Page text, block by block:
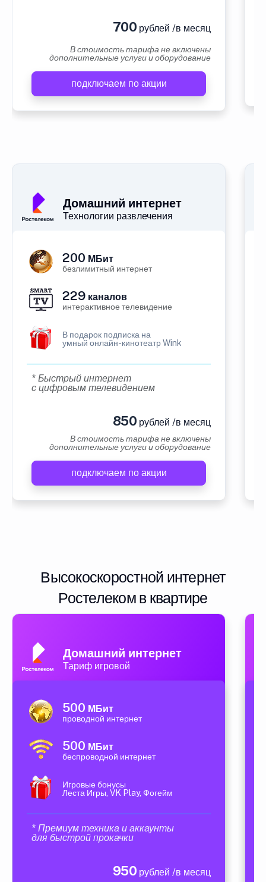
700 рублей /в месяц
В стоимость тарифа не включены
дополнительные услуги и оборудование
подключаем по акции
Домашний интернет
Технологии развлечения
200 МБит
безлимитный интернет
229 каналов
интерактивное телевидение
В подарок подписка на
умный онлайн-кинотеатр Wink
* Быстрый интернет
с цифровым телевидением
850 рублей /в месяц
В стоимость тарифа не включены
дополнительные услуги и оборудование
подключаем по акции
Высокоскоростной интернет
Ростелеком в квартире
Домашний интернет
Тариф игровой
500 МБит
проводной интернет
500 МБит
беспроводной интернет
Игровые бонусы
Леста Игры, VK Play, Фогейм
* Премиум техника и аккаунты
для быстрой прокачки
950 рублей /в месяц